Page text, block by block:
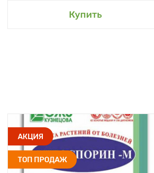
Купить
АКЦИЯ
ТОП ПРОДАЖ